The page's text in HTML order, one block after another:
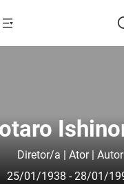
Diretor/a | Ator | Autor
25/01/1938 - 28/01/